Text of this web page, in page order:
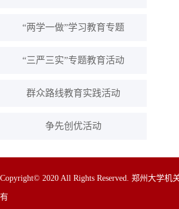
“两学一做”学习教育专题
“三严三实”专题教育活动
群众路线教育实践活动
争先创优活动
Copyright© 2020 All Rights Reserved. 郑州大学机
有